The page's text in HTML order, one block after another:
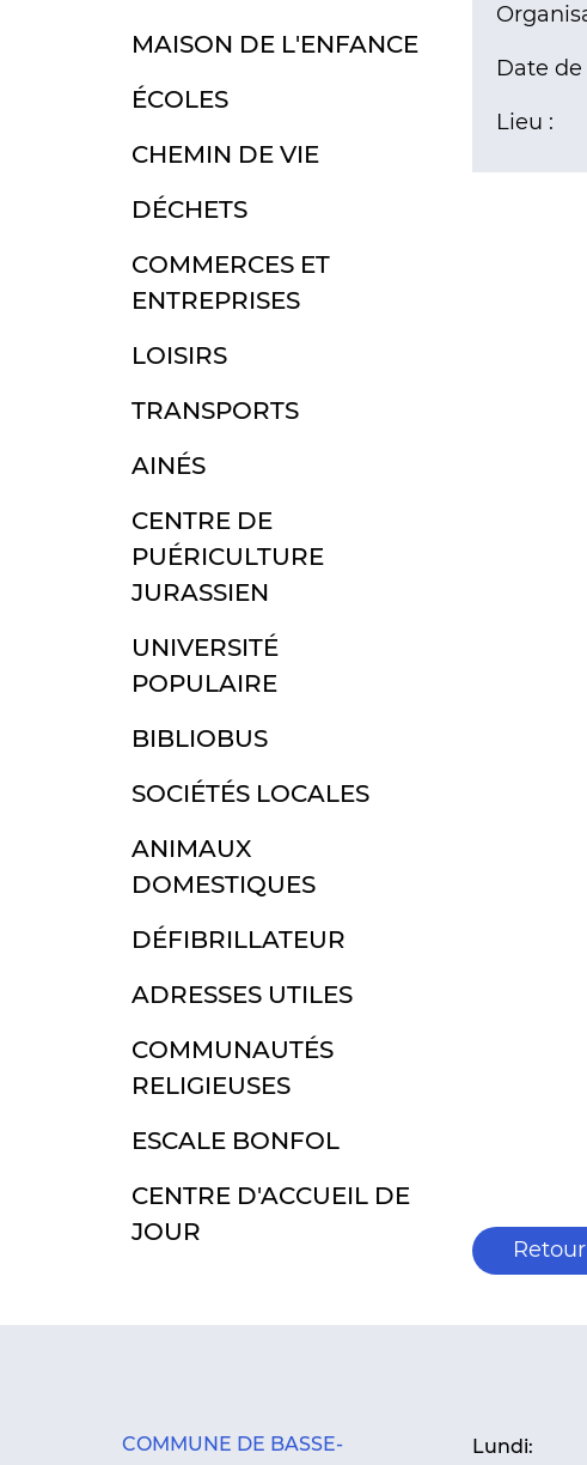
MAISON DE L'ENFANCE
ÉCOLES
CHEMIN DE VIE
DÉCHETS
COMMERCES ET
ENTREPRISES
LOISIRS
TRANSPORTS
AINÉS
CENTRE DE
PUÉRICULTURE
JURASSIEN
UNIVERSITÉ
POPULAIRE
BIBLIOBUS
SOCIÉTÉS LOCALES
ANIMAUX
DOMESTIQUES
DÉFIBRILLATEUR
ADRESSES UTILES
COMMUNAUTÉS
RELIGIEUSES
ESCALE BONFOL
CENTRE D'ACCUEIL DE
JOUR
Date
Lieu :
Retour
COMMUNE DE BASSE- Lundi: